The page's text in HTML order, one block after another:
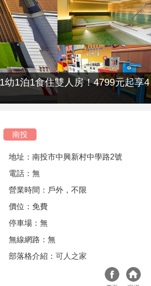
1泊1食住雙人房！4799元起享4
南投
地址：南投市中興新村中學路2號
電話：無
營業時間：戶外，不限
價位：免費
停車場：無
無線網路：無
部落格介紹：可人之家